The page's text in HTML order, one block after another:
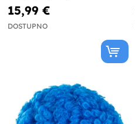
15,99 €
DOSTUPNO